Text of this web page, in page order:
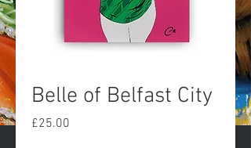
Belle of Belfast City
£25.00